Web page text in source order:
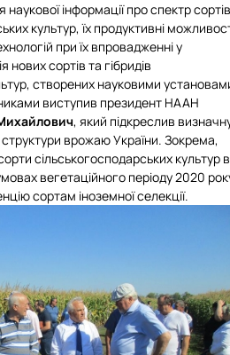
інформації про спектр сортів
культур, їх продуктивні
при їх впровадженні у
сортів та гібридів
створених науковими
виступив президент НААН
, який підкреслив
структури врожаю України. Зокрема,
сільськогосподарських культур в
вегетаційного періоду 2020
сортам іноземної селекції.